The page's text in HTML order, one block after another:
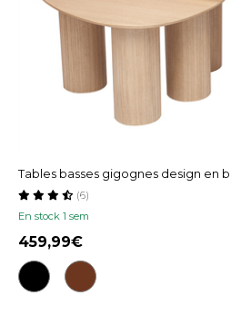
Tables basses gigognes design en
En stock 1 sem
(6)
459,99